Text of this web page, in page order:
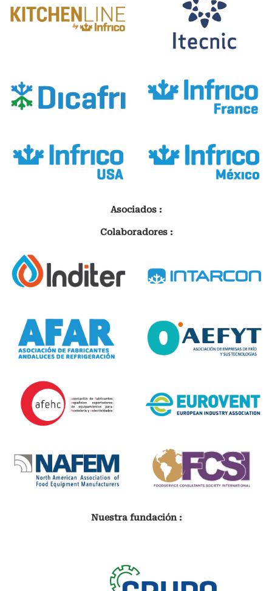
Asociados :
Colaboradores :
Nuestra fundación :